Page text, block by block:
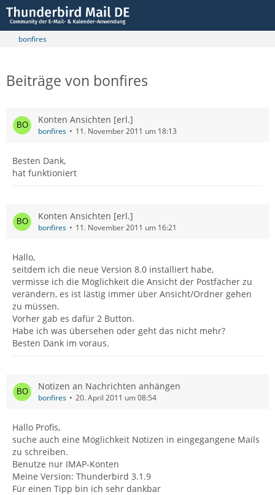
bonfires
Beiträge von bonfires
Konten Ansichten [erl.]
bonfires 11. November 2011 um 18:13
Besten Dank,
hat funktioniert
Konten Ansichten [erl.]
bonfires 11. November 2011 um 16:21
Hallo,
seitdem ich die neue Version 8.0 installiert habe,
vermisse ich die Möglichkeit die Ansicht der Postfächer zu
verändern, es ist lästig immer über Ansicht/Ordner gehen
zu müssen.
Vorher gab es dafür 2 Button.
Habe ich was übersehen oder geht das nicht mehr?
Besten Dank im voraus.
Notizen an Nachrichten anhängen
bonfires 20. April 2011 um 08:54
Hallo Profis,
suche auch eine Möglichkeit Notizen in eingegangene Mails
zu schreiben.
Benutze nur IMAP-Konten
Meine Version: Thunderbird 3.1.9
Für einen Tipp bin ich sehr dankbar